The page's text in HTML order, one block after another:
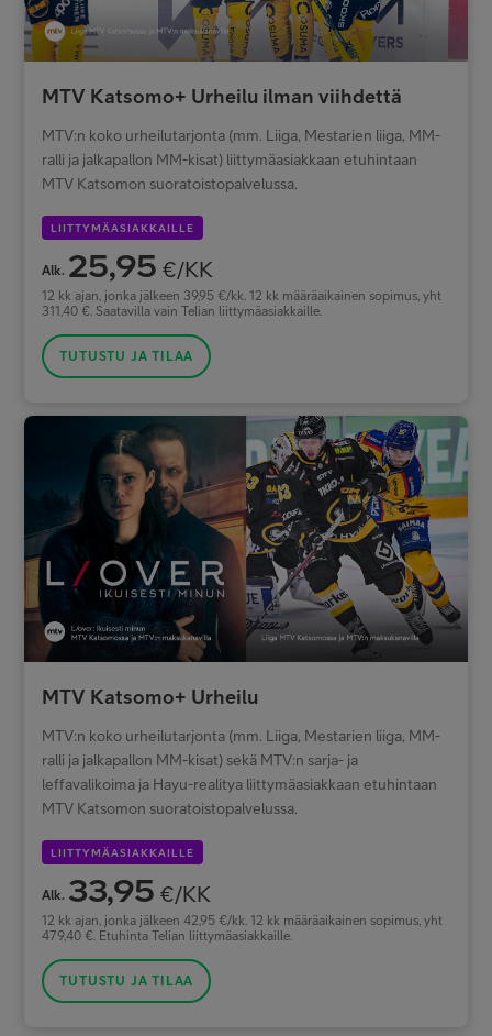
MTV Katsomo+ Urheilu ilman viihdettä
MTV:n koko urheilutarjonta (mm. Liiga, Mestarien liiga, MM-
ralli ja jalkapallon MM-kisat) liittymäasiakkaan etuhintaan
MTV Katsomon suoratoistopalvelussa.
LIITTYMÄASIAKKAILLE
Alk. 25,95 €/KK
12 kk ajan, jonka jälkeen 39,95 €/kk. 12 kk määräaikainen sopimus, yht
311,40 €. Saatavilla vain Telian liittymäasiakkaille.
TUTUSTU JA TILAA
MTV Katsomo+ Urheilu
MTV:n koko urheilutarjonta (mm. Liiga, Mestarien liiga, MM-
ralli ja jalkapallon MM-kisat) sekä MTV:n sarja- ja
leffavalikoima ja Hayu-realitya liittymäasiakkaan etuhintaan
MTV Katsomon suoratoistopalvelussa.
LIITTYMÄASIAKKAILLE
Alk. 33,95 €/KK
12 kk ajan, jonka jälkeen 42,95 €/kk. 12 kk määräaikainen sopimus, yht
479,40 €. Etuhinta Telian liittymäasiakkaille.
TUTUSTU JA TILAA